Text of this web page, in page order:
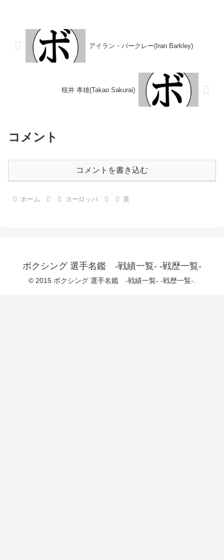
BBBofCイングランドスーパー
アイラン・バークレー(Iran Barkley)
桜井 孝雄(Takao Sakurai)
コメント
コメントを書き込む
ホーム ヨーロッパ 英
ボクシング 選手名鑑 -戦績一覧- -戦歴一覧-
© 2015 ボクシング 選手名鑑 -戦績一覧- -戦歴一覧-.